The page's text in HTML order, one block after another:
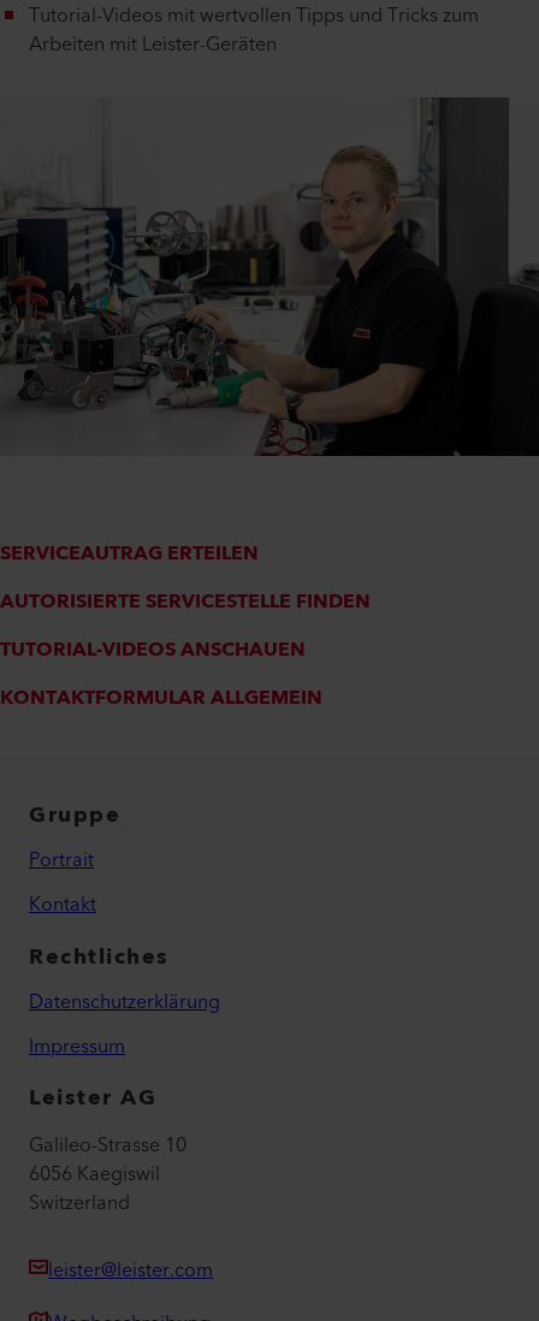
Tutorial-Videos mit wertvollen Tipps und Tricks zum
Arbeiten mit Leister-Geräten
SERVICEAUTRAG ERTEILEN
AUTORISIERTE SERVICESTELLE FINDEN
TUTORIAL-VIDEOS ANSCHAUEN
KONTAKTFORMULAR ALLGEMEIN
Gruppe
Portrait
Kontakt
Rechtliches
Datenschutzerklärung
Impressum
Leister AG
Galileo-Strasse 10
6056 Kaegiswil
Switzerland
leister@leister.com